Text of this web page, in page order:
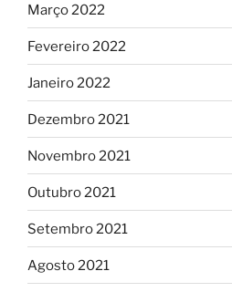
Março 2022
Fevereiro 2022
Janeiro 2022
Dezembro 2021
Novembro 2021
Outubro 2021
Setembro 2021
Agosto 2021